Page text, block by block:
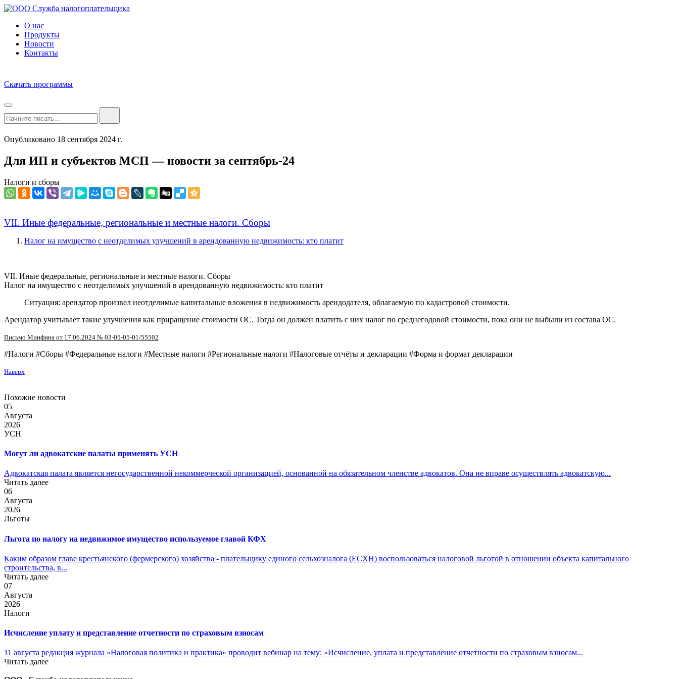
О нас
Продукты
Новости
Контакты
Скачать программы
Опубликовано 18 сентября 2024 г.
Для ИП и субъектов МСП — новости за сентябрь-24
Налоги и сборы
VII. Иные федеральные, региональные и местные налоги. Сборы
Налог на имущество с неотделимых улучшений в арендованную недвижимость: кто платит
VII. Иные федеральные, региональные и местные налоги. Сборы
Налог на имущество с неотделимых улучшений в арендованную недвижимость: кто платит
Ситуация: арендатор произвел неотделимые капитальные вложения в недвижимость арендодателя, облагаемую по кадастровой стоимости.
Арендатор учитывает такие улучшения как приращение стоимости ОС. Тогда он должен платить с них налог по среднегодовой стоимости, пока они не выбыли из состава ОС.
Письмо Минфина от 17.06.2024 № 03-05-05-01/55502
#Налоги #Сборы #Федеральные налоги #Местные налоги #Региональные налоги #Налоговые отчёты и декларации #Форма и формат декларации
Наверх
Похожие новости
05
Августа
2026
УСН
Могут ли адвокатские палаты применять УСН
Адвокатская палата является негосударственной некоммерческой организацией, основанной на обязательном членстве адвокатов. Она не вправе осуществлять адвокатскую...
Читать далее
06
Августа
2026
Льготы
Льгота по налогу на недвижимое имущество используемое главой КФХ
Каким образом главе крестьянского (фермерского) хозяйства - плательщику единого сельхозналога (ЕСХН) воспользоваться налоговой льготой в отношении объекта капитального
строительства, в...
Читать далее
07
Августа
2026
Налоги
Исчисление уплату и представление отчетности по страховым взносам
11 августа редакция журнала «Налоговая политика и практика» проводит вебинар на тему: «Исчисление, уплата и представление отчетности по страховым взносам...
Читать далее